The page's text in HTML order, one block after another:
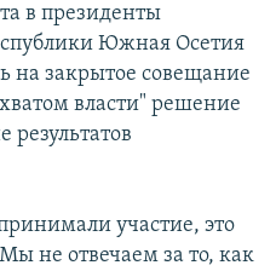
в президенты
Южная Осетия
на закрытое совещание
власти" решение
результатов
участие, это
не отвечаем за то, как